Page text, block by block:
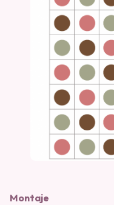
Montaje